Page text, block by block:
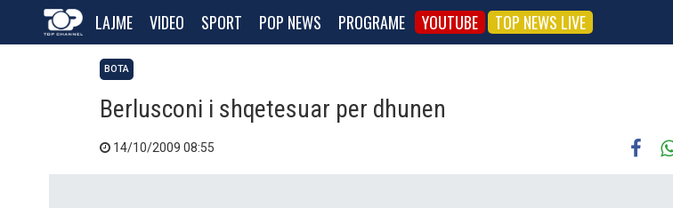
LAJME VIDEO SPORT POP NEWS PROGRAME YOUTUBE TOP NEWS LIVE
BOTA
Berlusconi i shqetesuar per dhunen
14/10/2009 08:55